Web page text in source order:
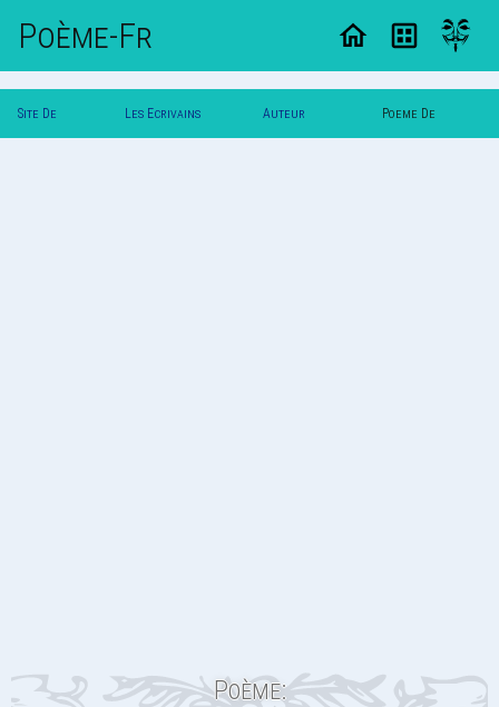
Poème-Fr
Site De Les Ecrivains Auteur Poeme De
Poème: